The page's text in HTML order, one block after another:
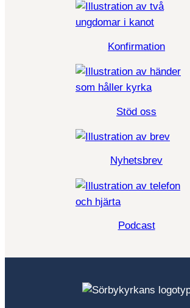
Konfirmation
Stöd oss
Nyhetsbrev
Podcast